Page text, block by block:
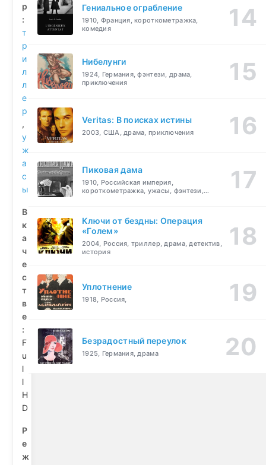
р
:
т
р
и
л
л
е
р
,
у
ж
а
с
ы
В
к
а
ч
е
с
т
в
е
:
F
u
l
l
H
D
Р
е
ж
Гениальное ограбление
1910, Франция, короткометражка,
комедия
Нибелунги
1924, Германия, фэнтези, драма,
приключения
Veritas: В поисках истины
2003, США, драма, приключения
Пиковая дама
1910, Российская империя,
короткометражка, ужасы, фэнтези,
Ключи от бездны: Операция
«Голем»
2004, Россия, триллер, драма, детектив,
история
Уплотнение
1918, Россия,
Безрадостный переулок
1925, Германия, драма